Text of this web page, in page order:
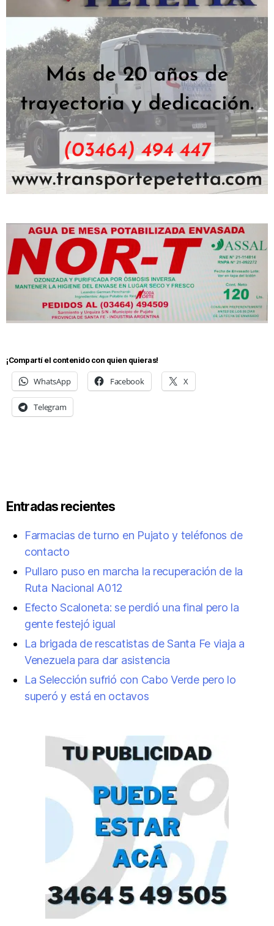
¡Compartí el contenido con quien quieras!
WhatsApp Facebook X
Telegram
Entradas recientes
Farmacias de turno en Pujato y teléfonos de
contacto
Pullaro puso en marcha la recuperación de la
Ruta Nacional A012
Efecto Scaloneta: se perdió una final pero la
gente festejó igual
La brigada de rescatistas de Santa Fe viaja a
Venezuela para dar asistencia
La Selección sufrió con Cabo Verde pero lo
superó y está en octavos